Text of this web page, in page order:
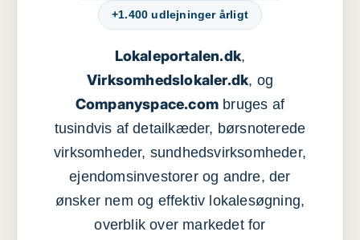
+1.400 udlejninger årligt
Lokaleportalen.dk,
Virksomhedslokaler.dk, og
Companyspace.com bruges af
tusindvis af detailkæder, børsnoterede
virksomheder, sundhedsvirksomheder,
ejendomsinvestorer og andre, der
ønsker nem og effektiv lokalesøgning,
overblik over markedet for